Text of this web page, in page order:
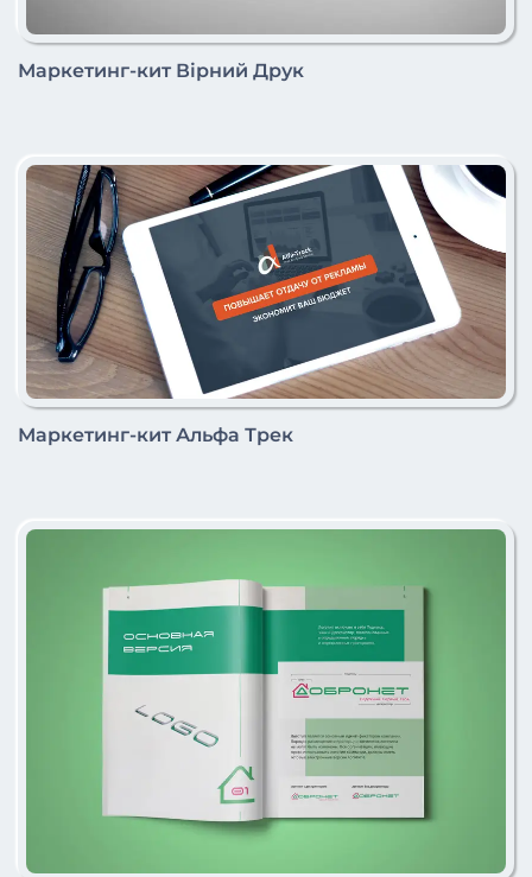
Маркетинг-кит Вірний Друк
Маркетинг-кит Альфа Трек